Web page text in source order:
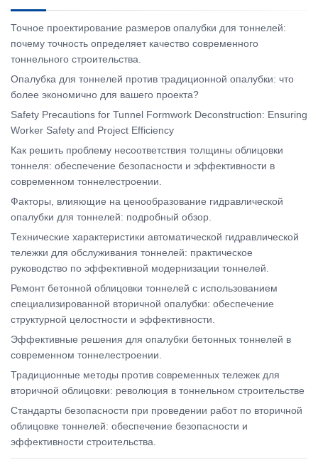
Точное проектирование размеров опалубки для тоннелей:
почему точность определяет качество современного
тоннельного строительства.
Опалубка для тоннелей против традиционной опалубки: что
более экономично для вашего проекта?
Safety Precautions for Tunnel Formwork Deconstruction: Ensuring
Worker Safety and Project Efficiency
Как решить проблему несоответствия толщины облицовки
тоннеля: обеспечение безопасности и эффективности в
современном тоннелестроении.
Факторы, влияющие на ценообразование гидравлической
опалубки для тоннелей: подробный обзор.
Технические характеристики автоматической гидравлической
тележки для обслуживания тоннелей: практическое
руководство по эффективной модернизации тоннелей.
Ремонт бетонной облицовки тоннелей с использованием
специализированной вторичной опалубки: обеспечение
структурной целостности и эффективности.
Эффективные решения для опалубки бетонных тоннелей в
современном тоннелестроении.
Традиционные методы против современных тележек для
вторичной облицовки: революция в тоннельном строительстве
Стандарты безопасности при проведении работ по вторичной
облицовке тоннелей: обеспечение безопасности и
эффективности строительства.